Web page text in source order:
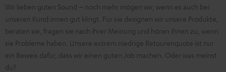
Wir lieben guten Sound – noch mehr mögen wir, wenn es auch bei
unseren Kund:innen gut klingt. Für sie designen wir unsere Produkte,
beraten sie, fragen sie nach ihrer Meinung und hören ihnen zu, wenn
sie Probleme haben. Unsere extrem niedrige Retourenquote ist nur
ein Beweis dafür, dass wir einen guten Job machen. Oder was meinst
du?